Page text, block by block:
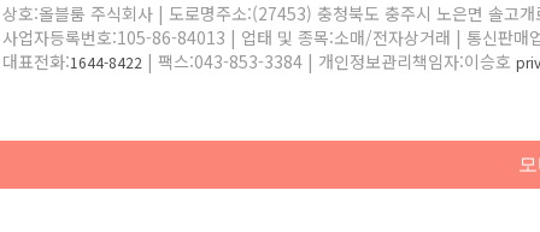
상호:올블룸 주식회사 | 도로명주소:(27453) 충청북도 충주시 노은면 솔고
사업자등록번호:105-86-84013 | 업태 및 종목:소매/전자상거래 | 통신판매
대표전화:1644-8422 | 팩스:043-853-3384 | 개인정보관리책임자:이승호